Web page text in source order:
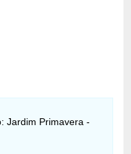
Jardim Primavera -